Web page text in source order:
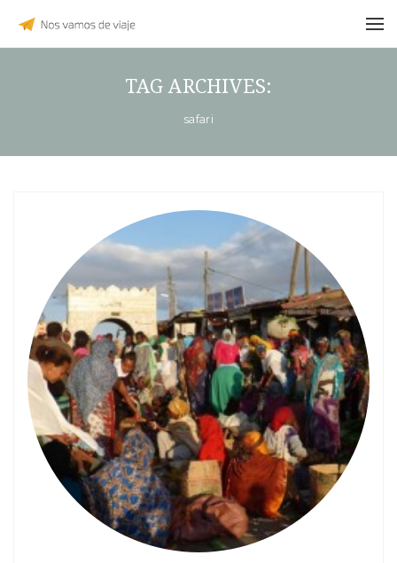
TAG ARCHIVES:
safari